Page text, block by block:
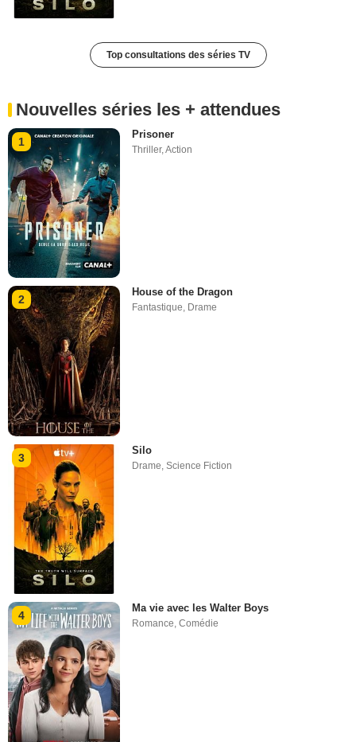
Top consultations des séries TV
Nouvelles séries les + attendues
1
Prisoner
Thriller,Action
2
House of the Dragon
Fantastique, Drame
3
Silo
Drame ,Science Fiction
4
Ma vie avec les Walter Boys
Romance,Comédie